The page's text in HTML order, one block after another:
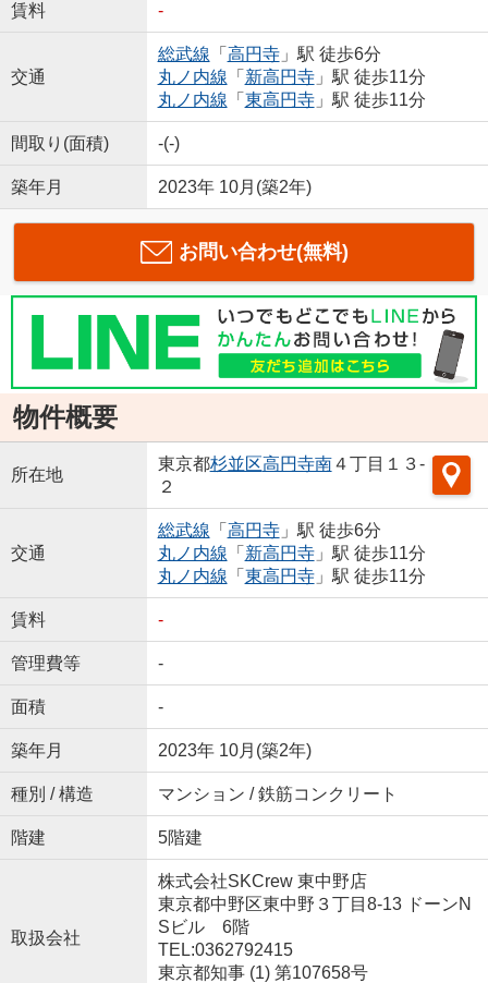
賃料 -
交通
総武線 「 高円寺」駅 徒歩6分
丸ノ内線 「 新高円寺」駅 徒歩11分
丸ノ内線 「 東高円寺」駅 徒歩11分
間取り(面積) -(-)
築年月 2023年 10月(築2年)
お問い合わせ(無料)
物件概要
所在地
東京都杉並区高円寺南４丁目１３-
２
交通
総武線 「 高円寺」駅 徒歩6分
丸ノ内線 「 新高円寺」駅 徒歩11分
丸ノ内線 「 東高円寺」駅 徒歩11分
賃料 -
管理費等 -
面積 -
築年月 2023年 10月(築2年)
種別 / 構造 マンション / 鉄筋コンクリート
階建 5階建
取扱会社
株式会社SKCrew 東中野店
東京都中野区東中野３丁目8-13 ドーンN
Sビル 6階
TEL:0362792415
東京都知事 (1) 第107658号